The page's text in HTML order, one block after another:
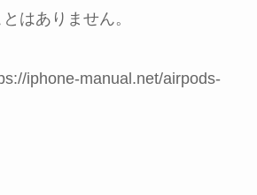
はありません。
iphone-manual.net/airpods-